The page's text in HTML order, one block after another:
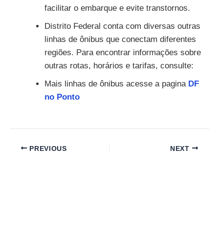
facilitar o embarque e evite transtornos.
Distrito Federal conta com diversas outras
linhas de ônibus que conectam diferentes
regiões. Para encontrar informações sobre
outras rotas, horários e tarifas, consulte:
Mais linhas de ônibus acesse a pagina DF
no Ponto
PREVIOUS NEXT